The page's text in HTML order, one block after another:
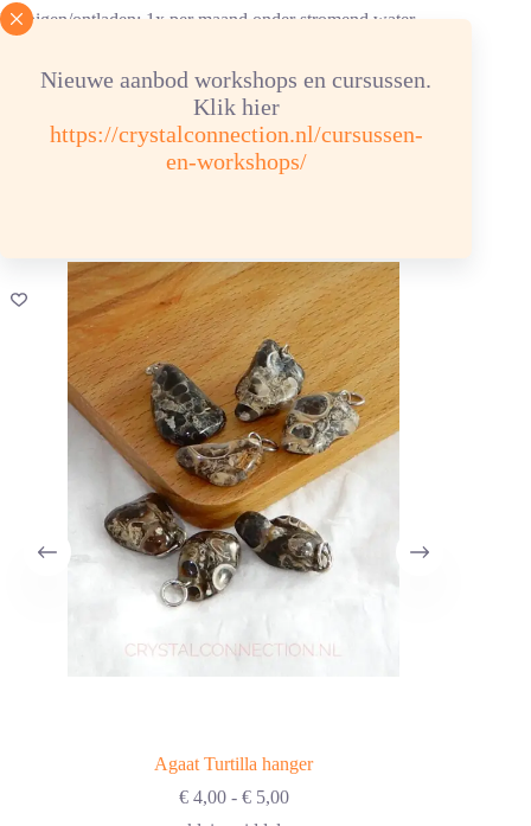
Nieuwe aanbod workshops en cursussen.
Klik hier
https://crystalconnection.nl/cursussen-
en-workshops/
Reinigen/ontladen: 1x per maand onder stromend water.
Opladen: Aansluitend: 4 uur in de zon opladen of in een groep
Chemische samenstelling: SiO² Hardheid 7
Kleur: bruin, zwart, grijs, wit
Agaat Turtilla hanger
€4,00 - €5,00Prijsklasse: